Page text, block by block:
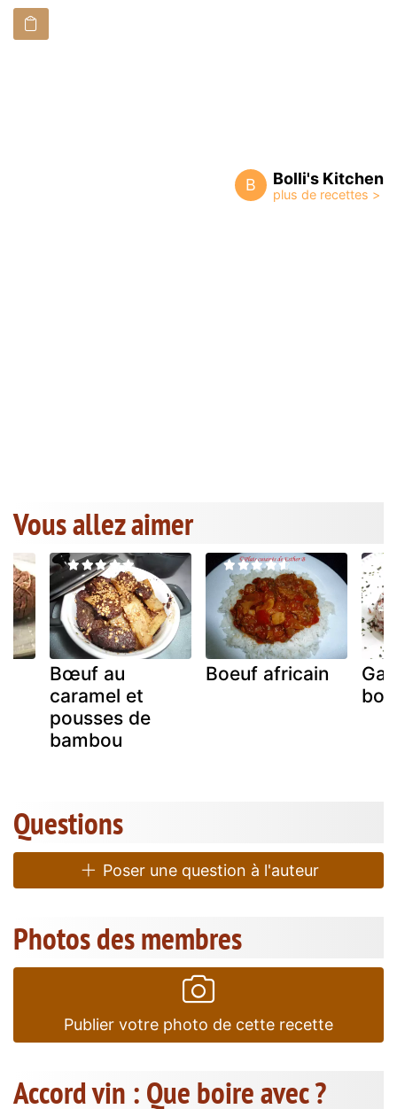
B Bolli's Kitchen
Vous allez aimer
Bœuf au
caramel et
pousses de
bambou
Boeuf africain
Questions
Poser une question à l'auteur
Photos des membres
Publier votre photo de cette recette
Accord vin : Que boire avec ?